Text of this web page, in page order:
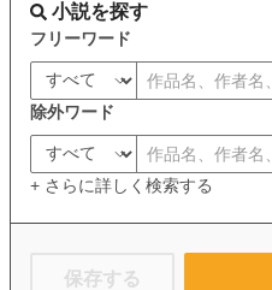
小説を探す
フリーワード
除外ワード
+ さらに詳しく検索する
保存する